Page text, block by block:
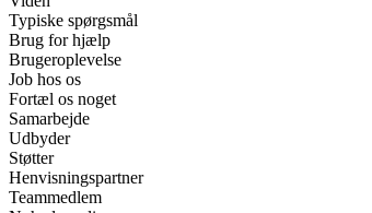
Typiske spørgsmål
Brug for hjælp
Brugeroplevelse
Job hos os
Fortæl os noget
Samarbejde
Udbyder
Støtter
Henvisningspartner
Teammedlem